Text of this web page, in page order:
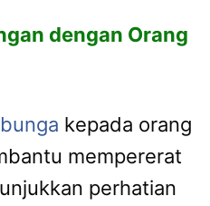
dengan Orang
kepada orang
mempererat
perhatian